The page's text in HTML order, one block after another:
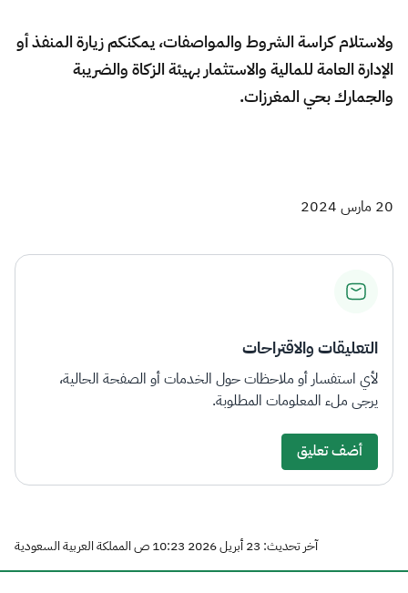
ولاستلام كراسة الشروط والمواصفات، يمكنكم زيارة المنفذ أو
الإدارة العامة للمالية والاستثمار بهيئة الزكاة والضريبة
والجمارك بحي المغرزات.​
20 مارس 2024
التعليقات والاقتراحات
لأي استفسار أو ملاحظات حول الخدمات أو الصفحة الحالية،
يرجى ملء المعلومات المطلوبة.
أضف تعليق
آخر تحديث: 23 أبريل 2026 10:23 ص المملكة العربية السعودية